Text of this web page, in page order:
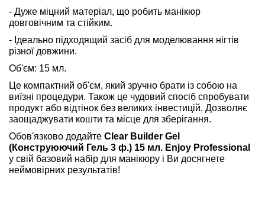
- Дуже міцний матеріал, що робить манікюр
довговічним та стійким.
- Ідеально підходящий засіб для моделювання нігтів
різної довжини.
Об'єм: 15 мл.
Це компактний об'єм, який зручно брати із собою на
виїзні процедури. Також це чудовий спосіб спробувати
продукт або відтінок без великих інвестицій. Дозволяє
заощаджувати кошти та місце для зберігання.
Обов'язково додайте Clear Builder Gel
(Конструюючий Гель 3 ф.) 15 мл. Enjoy Professional
у свій базовий набір для манікюру і Ви досягнете
неймовірних результатів!